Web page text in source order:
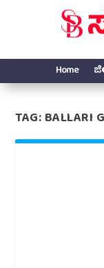
Home
TAG:BALLARI